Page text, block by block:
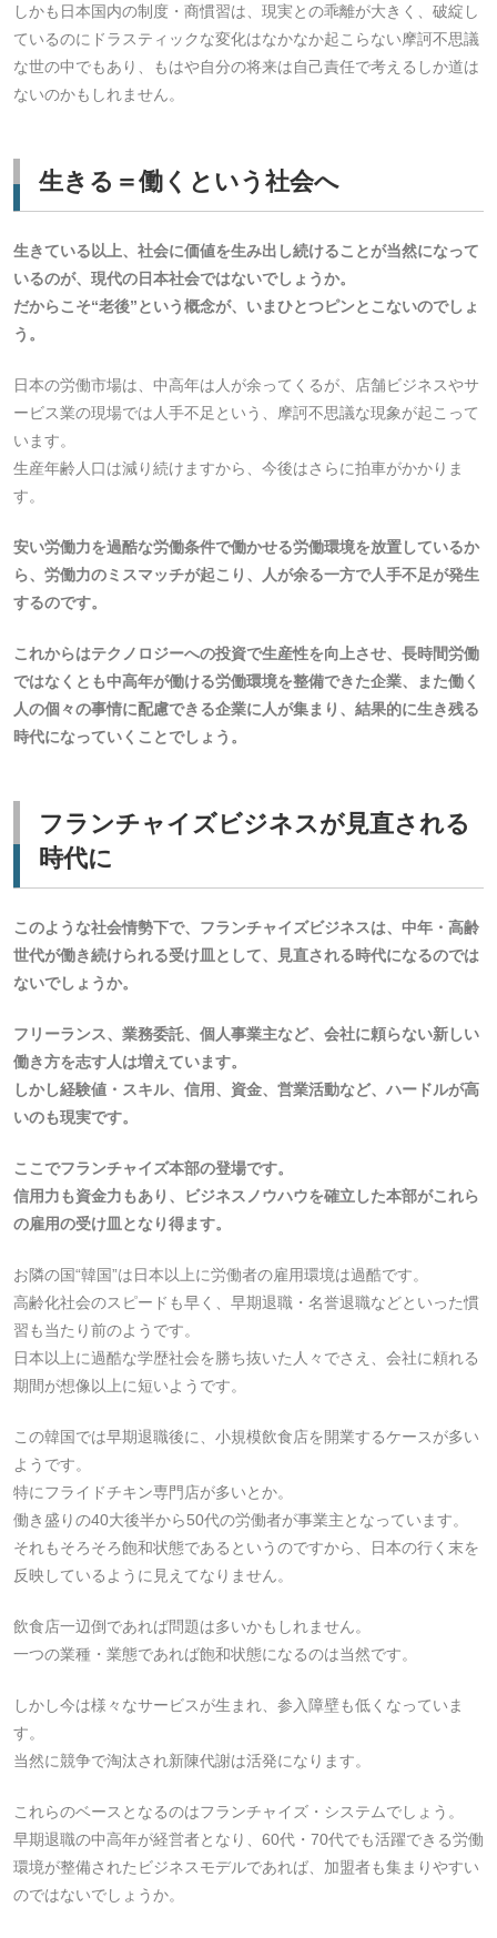
しかも日本国内の制度・商慣習は、現実との乖離が大きく、破綻し
ているのにドラスティックな変化はなかなか起こらない摩訶不思議
な世の中でもあり、もはや自分の将来は自己責任で考えるしか道は
ないのかもしれません。
生きる＝働くという社会へ
生きている以上、社会に価値を生み出し続けることが当然になって
いるのが、現代の日本社会ではないでしょうか。
だからこそ“老後”という概念が、いまひとつピンとこないのでしょ
う。
日本の労働市場は、中高年は人が余ってくるが、店舗ビジネスやサ
ービス業の現場では人手不足という、摩訶不思議な現象が起こって
います。
生産年齢人口は減り続けますから、今後はさらに拍車がかかりま
す。
安い労働力を過酷な労働条件で働かせる労働環境を放置しているか
ら、労働力のミスマッチが起こり、人が余る一方で人手不足が発生
するのです。
これからはテクノロジーへの投資で生産性を向上させ、長時間労働
ではなくとも中高年が働ける労働環境を整備できた企業、また働く
人の個々の事情に配慮できる企業に人が集まり、結果的に生き残る
時代になっていくことでしょう。
フランチャイズビジネスが見直される
時代に
このような社会情勢下で、フランチャイズビジネスは、中年・高齢
世代が働き続けられる受け皿として、見直される時代になるのでは
ないでしょうか。
フリーランス、業務委託、個人事業主など、会社に頼らない新しい
働き方を志す人は増えています。
しかし経験値・スキル、信用、資金、営業活動など、ハードルが高
いのも現実です。
ここでフランチャイズ本部の登場です。
信用力も資金力もあり、ビジネスノウハウを確立した本部がこれら
の雇用の受け皿となり得ます。
お隣の国“韓国”は日本以上に労働者の雇用環境は過酷です。
高齢化社会のスピードも早く、早期退職・名誉退職などといった慣
習も当たり前のようです。
日本以上に過酷な学歴社会を勝ち抜いた人々でさえ、会社に頼れる
期間が想像以上に短いようです。
この韓国では早期退職後に、小規模飲食店を開業するケースが多い
ようです。
特にフライドチキン専門店が多いとか。
働き盛りの40大後半から50代の労働者が事業主となっています。
それもそろそろ飽和状態であるというのですから、日本の行く末を
反映しているように見えてなりません。
飲食店一辺倒であれば問題は多いかもしれません。
一つの業種・業態であれば飽和状態になるのは当然です。
しかし今は様々なサービスが生まれ、参入障壁も低くなっていま
す。
当然に競争で淘汰され新陳代謝は活発になります。
これらのベースとなるのはフランチャイズ・システムでしょう。
早期退職の中高年が経営者となり、60代・70代でも活躍できる労働
環境が整備されたビジネスモデルであれば、加盟者も集まりやすい
のではないでしょうか。